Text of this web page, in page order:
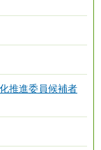
推進委員候補者